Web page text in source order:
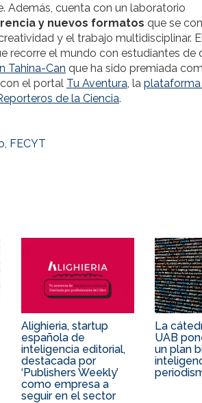
Además, cuenta con un laboratorio
y nuevos formatos que se
y el trabajo multidisciplinar.
recorre el mundo con estudiantes de
Tahina-Can que ha sido premiada
el portal Tu Aventura, la
de la Ciencia.
, FECYT
Alighieria, startup
española de
inteligencia editorial,
destacada por
‘Publishers Weekly’
como empresa a
seguir en el sector
La
UAB
un plan